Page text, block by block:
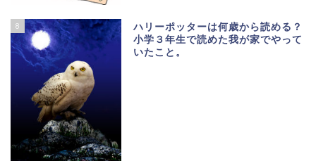
8
ハリーポッターは何歳から読める？
小学３年生で読めた我が家でやって
いたこと。